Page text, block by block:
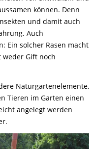
können. Denn
und damit auch
Auch
Ein solcher Rasen macht
Gift noch
Naturgartenelemente,
Tieren im Garten einen
angelegt werden